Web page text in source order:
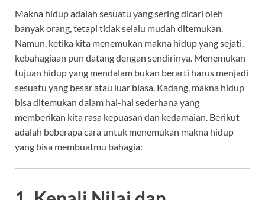
Makna hidup adalah sesuatu yang sering dicari oleh
banyak orang, tetapi tidak selalu mudah ditemukan.
Namun, ketika kita menemukan makna hidup yang sejati,
kebahagiaan pun datang dengan sendirinya. Menemukan
tujuan hidup yang mendalam bukan berarti harus menjadi
sesuatu yang besar atau luar biasa. Kadang, makna hidup
bisa ditemukan dalam hal-hal sederhana yang
memberikan kita rasa kepuasan dan kedamaian. Berikut
adalah beberapa cara untuk menemukan makna hidup
yang bisa membuatmu bahagia: